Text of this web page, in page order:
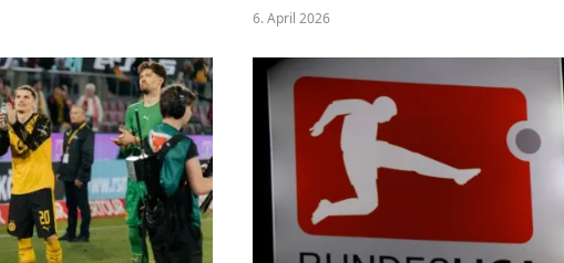
6. April 2026